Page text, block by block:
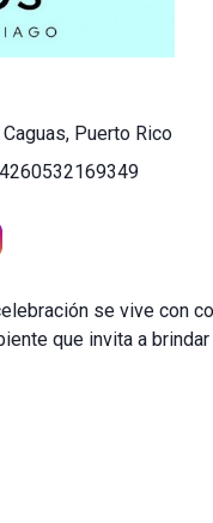
Puerto Rico
se vive con
que invita a